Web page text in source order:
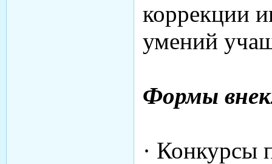
коррекции
умений
Формы
· Конкурсы